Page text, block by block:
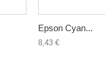
Epson Cyan...
8,43 €